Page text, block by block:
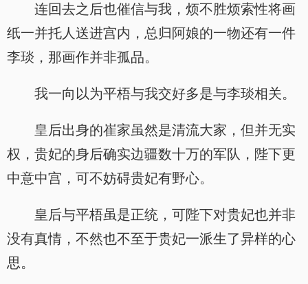
连回去之后也催信与我，烦不胜烦索性将画
纸一并托人送进宫内，总归阿娘的一物还有一件
李琰，那画作并非孤品。
我一向以为平梧与我交好多是与李琰相关。
皇后出身的崔家虽然是清流大家，但并无实
权，贵妃的身后确实边疆数十万的军队，陛下更
中意中宫，可不妨碍贵妃有野心。
皇后与平梧虽是正统，可陛下对贵妃也并非
没有真情，不然也不至于贵妃一派生了异样的心
思。